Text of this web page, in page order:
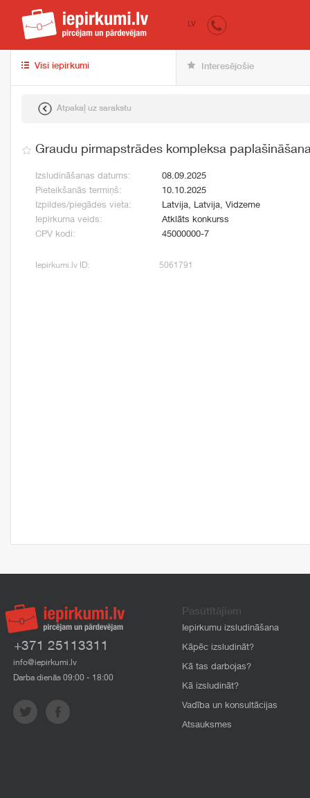
iepirkumi.lv
LV
Visi iepirkumi Interesējošie
Atpakaļ uz sarakstu
Graudu pirmapstrādes kompleksa
Izsludināšanas datums:
08.09.2025
Pieteikšanās termiņš:
10.10.2025
Izpildes/piegādes vieta:
Latvija, Latvija, Vidzeme
Iepirkuma veids:
Atklāts konkurss
CPV kodi:
45000000-7
Iepirkumi.lv ID: 5061791
+371 25113311
info@iepirkumi.lv
Darba dienās 09:00 - 18:00
Pasūtītājiem
Iepirkumu izsludināšana
Kāpēc izsludināt?
Kā tas darbojas?
Kā izsludināt?
Vadība un konsultācijas
Atsauksmes